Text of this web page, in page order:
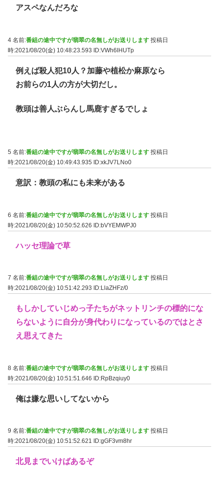
アスペなんだろな
4 名前:番組の途中ですが翡翠の名無しがお送りします 投稿日
時:2021/08/20(金) 10:48:23.593 ID:VWh6lHUTp
例えば殺人犯10人？加藤や植松か麻原なら
お前らの1人の方が大切だし。
教頭は善人ぶらんし馬鹿すぎるでしょ
5 名前:番組の途中ですが翡翠の名無しがお送りします 投稿日
時:2021/08/20(金) 10:49:43.935
ID:xkJV7LNo0
意訳：教頭の私にも未来がある
6 名前:番組の途中ですが翡翠の名無しがお送りします 投稿日
時:2021/08/20(金) 10:50:52.626 ID:bVYEMWPJ0
ハッセ理論で草
7 名前:番組の途中ですが翡翠の名無しがお送りします 投稿日
時:2021/08/20(金) 10:51:42.293
ID:LlaZHFz/0
もしかしていじめっ子たちがネットリンチの標的にな
らないように自分が身代わりになっているのではとさ
え思えてきた
8 名前:番組の途中ですが翡翠の名無しがお送りします 投稿日
時:2021/08/20(金) 10:51:51.646 ID:RpBzqiuy0
俺は嫌な思いしてないから
9 名前:番組の途中ですが翡翠の名無しがお送りします 投稿日
時:2021/08/20(金) 10:51:52.621
ID:gGF3vm8hr
北見までいけばあるぞ